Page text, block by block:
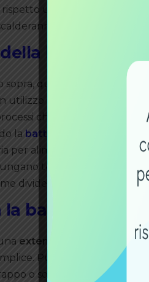
una e-bike con una
di meno
batteria
sopra, qualunque batteria
utilizzo prolungato
chimici che
la batteria aggiuntiva per
per alimentare la tua
temperature troppo
dividendosi il lavoro e
la batteria
extender battery
è
Puoi
fissare la
o sotto il
sellino. Alcuni